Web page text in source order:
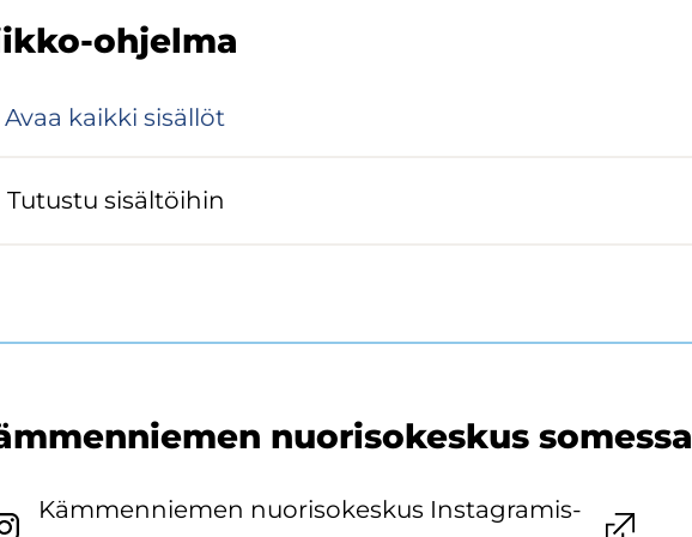
​ohjelma
Avaa kaik­ki si­säl­löt
Tu­tus­tu si­säl­töi­hin
nuo­ri­so­kes­kus so­mes­sa
Käm­men­nie­men nuo­ri­so­kes­kus Ins­ta­gra­mis­